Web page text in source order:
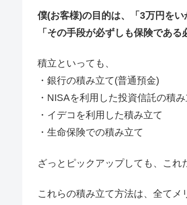
僕(お客様)の目的は、「3万円を
「その手段が必ずしも保険である
積立といっても、
・銀行の積み立て(普通預金)
・NISAを利用した投資信託の積
・イデコを利用した積み立て
・生命保険での積み立て
ざっとピックアップしても、こ
これらの積み立て方法は、全て